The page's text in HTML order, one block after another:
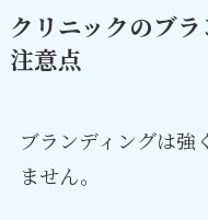
クリニックのブ
注意点
ブランディングは強
ません。